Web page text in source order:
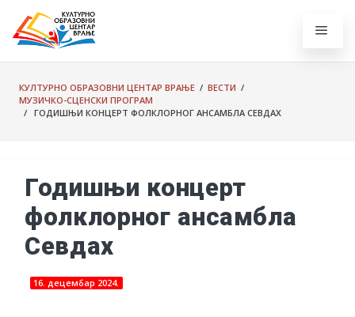
КУЛТУРНО ОБРАЗОВНИ ЦЕНТАР ВРАЊЕ / ВЕСТИ /
МУЗИЧКО-СЦЕНСКИ ПРОГРАМ
/ ГОДИШЊИ КОНЦЕРТ ФОЛКЛОРНОГ АНСАМБЛА СЕВДАХ
Годишњи концерт
фолклорног ансамбла
Севдах
16. децембар 2024.